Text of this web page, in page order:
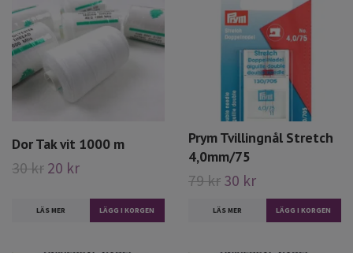
Dor Tak vit 1000 m
30 kr 20 kr
LÄS MER
Prym Tvillingnål Stretch
4,0mm/75
79 kr 30 kr
LÄS MER